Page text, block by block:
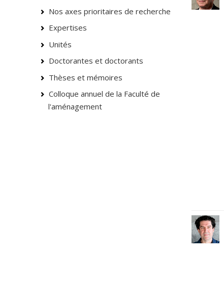
Nos axes prioritaires de recherche
Expertises
Unités
Doctorantes et doctorants
Thèses et mémoires
Colloque annuel de la Faculté de
l'aménagement